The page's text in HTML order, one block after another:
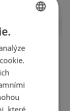
BULGARIAN
ENGLISH
GERMAN
FRENCH